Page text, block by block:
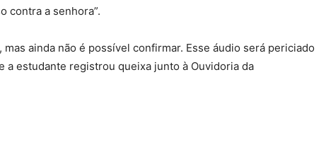
contra a senhora”.
ainda não é possível confirmar. Esse áudio será periciado
a estudante registrou queixa junto à Ouvidoria da